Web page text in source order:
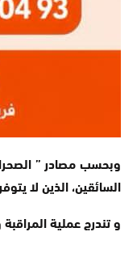
وبحسب مصادر ”
السائقين، الذين لا
و تندرج عملية